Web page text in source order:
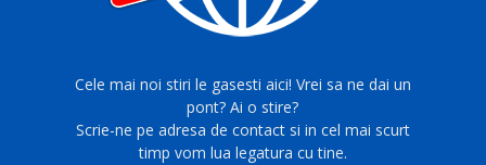
Cele mai noi stiri le gasesti aici! Vrei sa ne dai un
pont? Ai o stire?
Scrie-ne pe adresa de contact si in cel mai scurt
timp vom lua legatura cu tine.